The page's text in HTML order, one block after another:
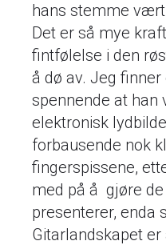
hans stemme
Det er så mye
fintfølelse i den
å dø av. Jeg
spennende at han
elektronisk
forbausende nok
fingerspissene,
med på å gjøre
presenterer, enda
Gitarlandskapet